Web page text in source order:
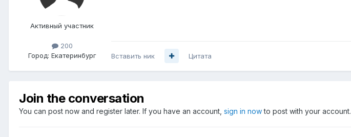
Активный участник
200
Город: Екатеринбург Вставить ник Цитата
Join the conversation
You can post now and register later. If you have an account, sign in nowto post with your account.